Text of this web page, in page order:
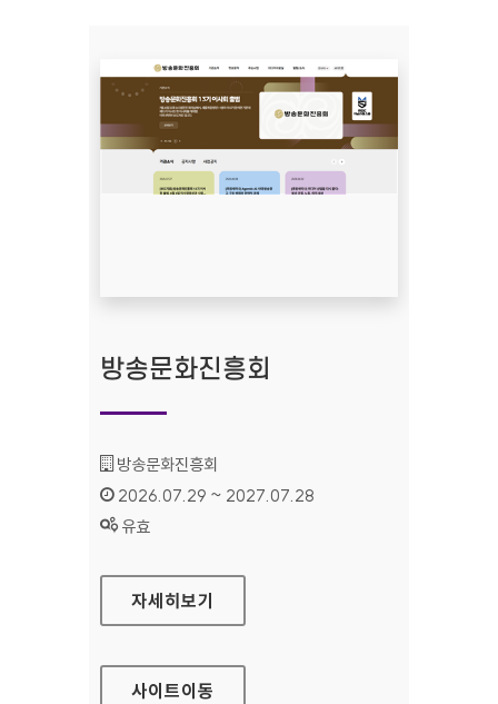
방송문화진흥회
기관명 :
방송문화진흥회
인증기간 :
2026.07.29 ~ 2027.07.28
상태 :
유효
방송문화진흥회
자세히보기
사이트이동